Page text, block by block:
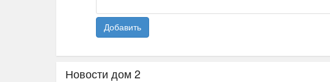
Добавить
Новости дом 2